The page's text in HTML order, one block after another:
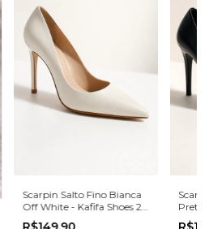
Scarpin Salto Fino Bianca
Off White - Kafifa Shoes 22
- Z21987OF
Preto